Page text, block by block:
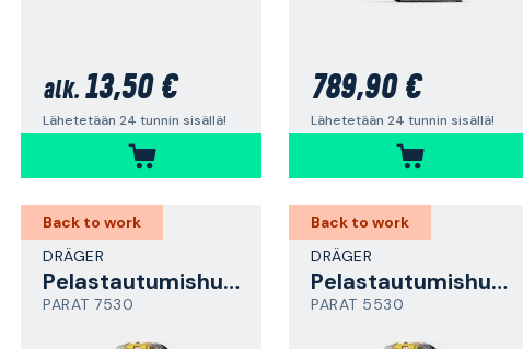
alk. 13,50 €
Lähetetään 24 tunnin sisällä!
789,90 €
Lähetetään 24 tunnin sisällä!
Back to work
DRÄGER
Pelastautumishuppu
PARAT 7530
Back to work
DRÄGER
Pelastautumishuppu
PARAT 5530